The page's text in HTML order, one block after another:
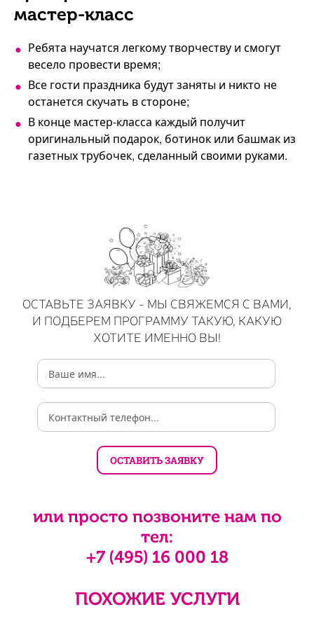
мастер-класс
Ребята научатся легкому творчеству и смогут
весело провести время;
Все гости праздника будут заняты и никто не
останется скучать в стороне;
В конце мастер-класса каждый получит
оригинальный подарок, ботинок или башмак из
газетных трубочек, сделанный своими руками.
ОСТАВЬТЕ ЗАЯВКУ - МЫ СВЯЖЕМСЯ С ВАМИ,
И ПОДБЕРЕМ ПРОГРАММУ ТАКУЮ, КАКУЮ
ХОТИТЕ ИМЕННО ВЫ!
или просто позвоните нам по
тел:
+7 (495) 16 000 18
ПОХОЖИЕ УСЛУГИ